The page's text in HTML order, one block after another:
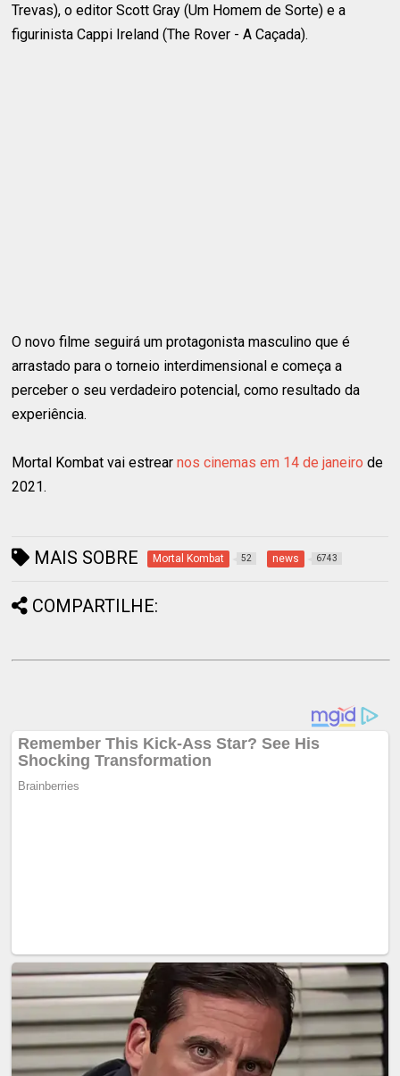
Trevas), o editor Scott Gray (Um Homem de Sorte) e a
figurinista Cappi Ireland (The Rover - A Caçada).
O novo filme seguirá um protagonista masculino que é
arrastado para o torneio interdimensional e começa a
perceber o seu verdadeiro potencial, como resultado da
experiência.
Mortal Kombat vai estrearnos cinemas em 14 de janeiro de
2021.
MAIS SOBRE Mortal Kombat 52 news 6743
COMPARTILHE: